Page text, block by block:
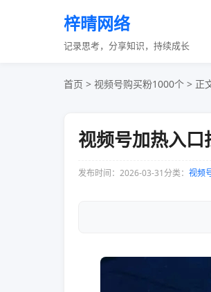
梓晴网络
记录思考，分享知识，持续成长
首页 > 视频号购买粉1000个 > 正
视频号加热入
发布时间：2026-03-31分类： 视频